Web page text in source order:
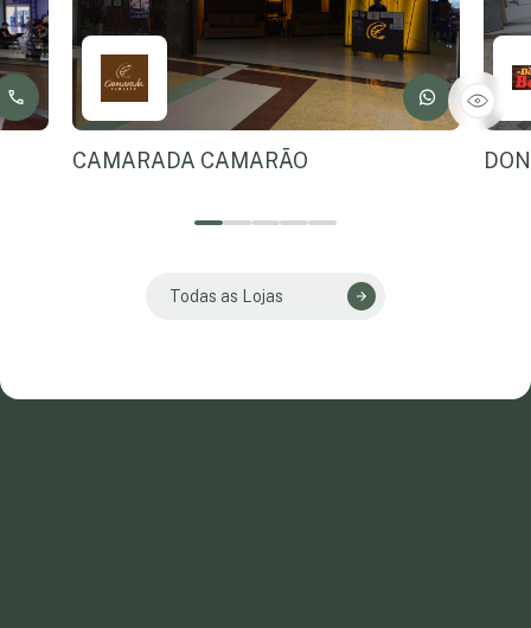
CAMARADA CAMARÃO
Todas as Lojas